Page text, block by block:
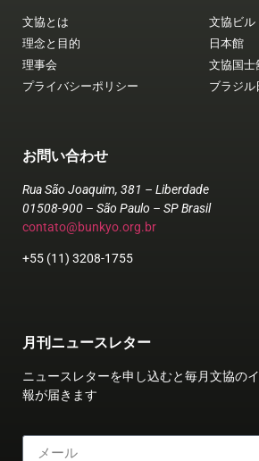
文協とは
理念と目的
理事会
プライバシーポリシー
文協ビル
日本館
文協国士
ブラジル
お問い合わせ
Rua São Joaquim, 381 – Liberdade
01508-900 – São Paulo – SP Brasil
contato@bunkyo.org.br
+55 (11) 3208-1755
月刊ニュースレター
ニュースレターを申し込むと毎月文協の
報が届きます